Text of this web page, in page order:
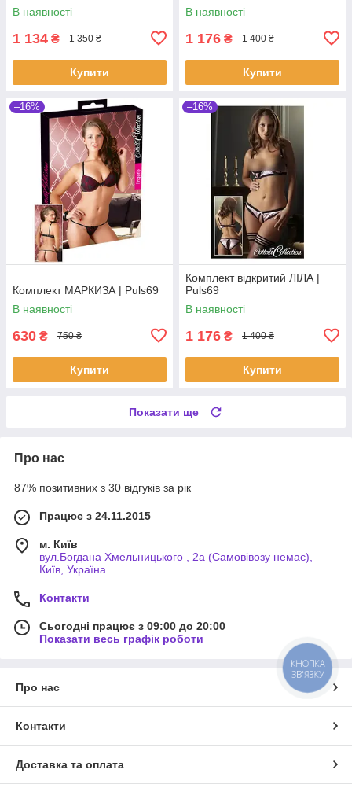
В наявності
1 134 ₴ 1 350 ₴
Купити
В наявності
1 176 ₴ 1 400 ₴
Купити
–16%
Комплект МАРКИЗА | Puls69
В наявності
630 ₴ 750 ₴
Купити
–16%
Комплект відкритий ЛІЛА |
Puls69
В наявності
1 176 ₴ 1 400 ₴
Купити
Показати ще
Про нас
87% позитивних з 30 відгуків за рік
Працює з 24.11.2015
м. Київ
вул.Богдана Хмельницького , 2а (Самовівозу немає),
Київ, Україна
Контакти
Сьогодні працює з 09:00 до 20:00
Показати весь графік роботи
Про нас
Контакти
Доставка та оплата
КНОПКА
ЗВ'ЯЗКУ